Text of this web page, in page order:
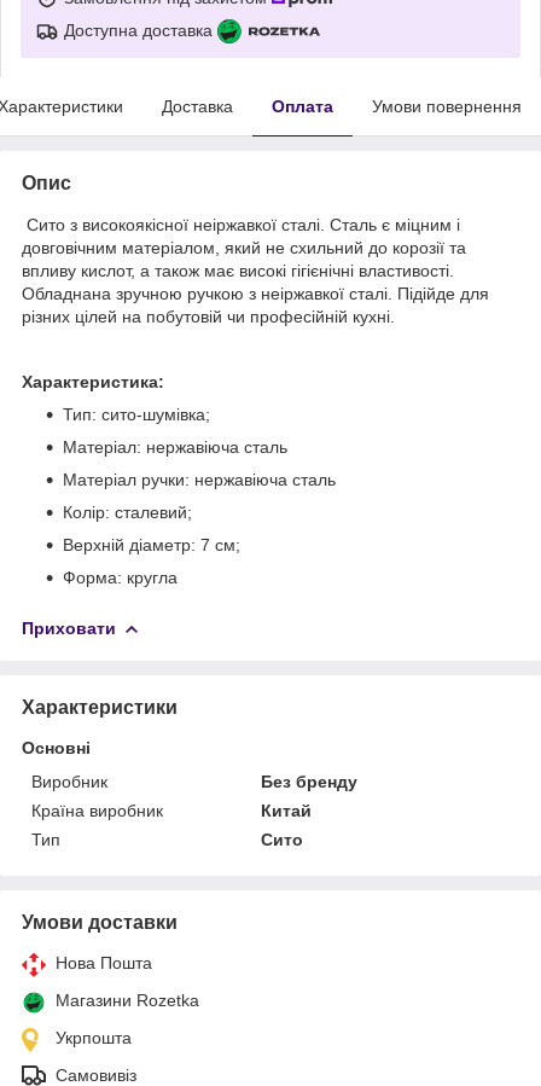
Доступна доставка
Доставка Оплата Умови повернення
Опис
Сито з високоякісної неіржавкої сталі. Сталь є міцним і
довговічним матеріалом, який не схильний до корозії та
впливу кислот, а також має високі гігієнічні властивості.
Обладнана зручною ручкою з неіржавкої сталі. Підійде для
різних цілей на побутовій чи професійній кухні.
Характеристика:
Тип: сито-шумівка;
Матеріал: нержавіюча сталь
Матеріал ручки: нержавіюча сталь
Колір: сталевий;
Верхній діаметр: 7 см;
Форма: кругла
Приховати
Характеристики
Основні
Виробник
Без бренду
Країна виробник
Китай
Тип
Сито
Умови доставки
Нова Пошта
Магазини Rozetka
Укрпошта
Самовивіз